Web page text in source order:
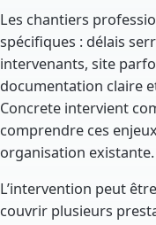
Les chantiers
spécifiques : délais
intervenants, site
documentation claire
Concrete intervient
comprendre ces
organisation existante.
L’intervention peut
couvrir plusieurs